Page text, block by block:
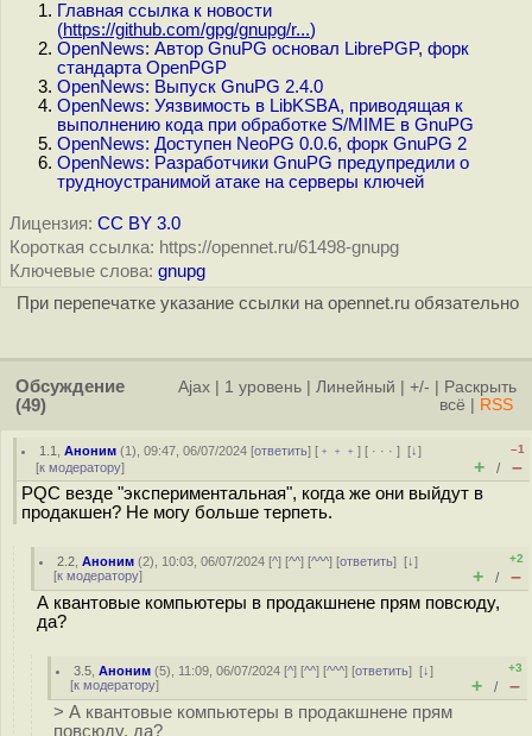
Главная ссылка к новости
(https://github.com/gpg/gnupg/r...)
OpenNews: Автор GnuPG основал LibrePGP, форк
стандарта OpenPGP
OpenNews: Выпуск GnuPG 2.4.0
OpenNews: Уязвимость в LibKSBA, приводящая к
выполнению кода при обработке S/MIME в GnuPG
OpenNews: Доступен NeoPG 0.0.6, форк GnuPG 2
OpenNews: Разработчики GnuPG предупредили о
трудноустранимой атаке на серверы ключей
Лицензия: CC BY 3.0
Короткая ссылка: https://opennet.ru/61498-gnupg
Ключевые слова: gnupg
При перепечатке указание ссылки на opennet.ru обязательно
Обсуждение
(49)
Ajax 1 уровень Линейный +/-
Раскрыть
всё
RSS
1.1 ,Аноним (1), 09:47, 06/07/2024 [ответить] [ ﹢﹢﹢] [ · · ·][↓]
[к модератору]
–1
+ / –
PQC везде "экспериментальная", когда же они выйдут в
продакшен? Не могу больше терпеть.
2.2 ,Аноним (2), 10:03, 06/07/2024 [^] [^^] [^^^] [ответить][↓]
[к модератору]
+2
+ / –
А квантовые компьютеры в продакшнене прям повсюду,
да?
3.5 ,Аноним (5), 11:09, 06/07/2024 [^] [^^] [^^^] [ответить][↓]
[к модератору]
+3
+ / –
> А квантовые компьютеры в продакшнене прям
повсюду, да?